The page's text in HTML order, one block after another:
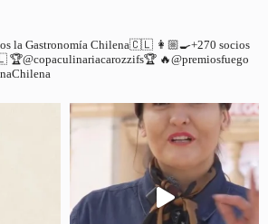
la Gastronomía Chilena🇨🇱 👩🏼‍🍳+270 socios
🏆@copaculinariacarozzifs🏆 🔥@premiosfuego